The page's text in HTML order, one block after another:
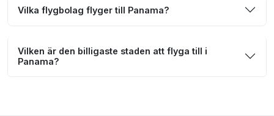
Vilka flygbolag flyger till Panama?
Vilken är den billigaste staden att flyga till i
Panama?